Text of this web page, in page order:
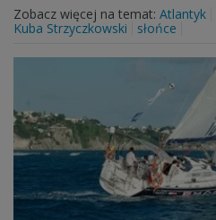
Zobacz więcej na temat: Atlantyk
Kuba Strzyczkowski
słońce